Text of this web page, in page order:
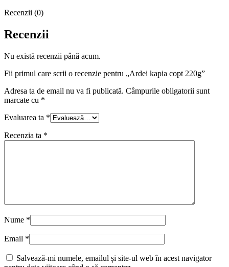
Recenzii (0)
Recenzii
Nu există recenzii până acum.
Fii primul care scrii o recenzie pentru „Ardei kapia copt 220g”
Adresa ta de email nu va fi publicată. Câmpurile obligatorii sunt
marcate cu *
Evaluarea ta *
Recenzia ta *
Nume *
Email *
Salvează-mi numele, emailul și site-ul web în acest navigator